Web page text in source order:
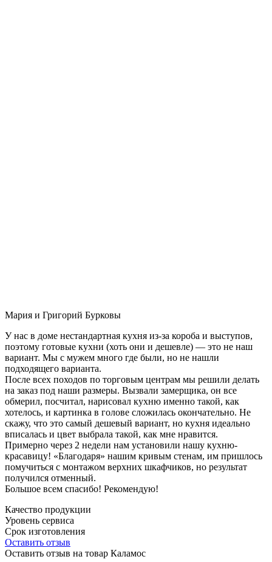
Мария и Григорий Бурковы
У нас в доме нестандартная кухня из-за короба и выступов,
поэтому готовые кухни (хоть они и дешевле) — это не наш
вариант. Мы с мужем много где были, но не нашли
подходящего варианта.
После всех походов по торговым центрам мы решили делать
на заказ под наши размеры. Вызвали замерщика, он все
обмерил, посчитал, нарисовал кухню именно такой, как
хотелось, и картинка в голове сложилась окончательно. Не
скажу, что это самый дешевый вариант, но кухня идеально
вписалась и цвет выбрала такой, как мне нравится.
Примерно через 2 недели нам установили нашу кухню-
красавицу! «Благодаря» нашим кривым стенам, им пришлось
помучиться с монтажом верхних шкафчиков, но результат
получился отменный.
Большое всем спасибо! Рекомендую!
Качество продукции
Уровень сервиса
Срок изготовления
Оставить отзыв
Оставить отзыв на товар Каламос